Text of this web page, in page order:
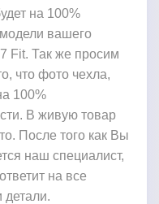
на 100%
модели вашего
Fit. Так же просим
что фото чехла,
100%
В живую товар
После того как Вы
наш специалист,
на все